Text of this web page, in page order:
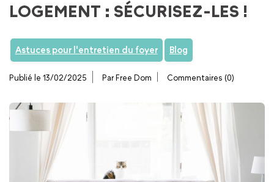
LOGEMENT : SÉCURISEZ-LES !
Astuces pour l'entretien du foyer Blog
Publié le 13/02/2025 Par Free Dom Commentaires (0)